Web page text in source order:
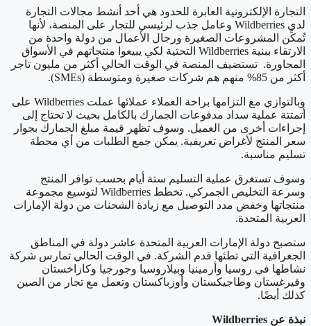
التجارة الإلكترونية العابرة للحدود هي أحد أنشط مجالات التجارة
لدى Wildberries وعامل جذب لرئيسي للتجار على المنصة، لأنها
تُمكِّن المشروعات الصغيرة ورجال الأعمال من دولة واحدة من
الارتقاء ببنية Wildberries التحتية لكي يبيعوا منتجاتهم في الأسواق
المجاورة. تستضيف المنصة في الوقت الحالي أكثر من مليون تاجر
أكثر من 85% منهم هم شركات صغيرة ومتوسطة (SMEs).
وبالتوازي مع التزامها براحة العملاء عملائها عملت Wildberries على
أتمتتة عملية سداد مدفوعات الجمارك بالكامل بحيث لا تحتاج إلى
إجراءات أخرى من العميل. وسوف تظهر قيمة مبلغ الجمارك بجوار
سعر المنتج لأغراض تعريفية. يمكن جمع الطلبات من أي محطة
تسليم مناسبة.
وسوف تستغرق عملية التسليم ستة أيام بحسب توافر المنتج
وسرعة التخليص الجمركي. تخطط Wildberries لتوسيع مجموعة
منتجاتها وخفض مدد التوصيل مع زيادة الشحنات من دولة الإمارات
العربية المتحدة.
ستصبح دولة الإمارات العربية المتحدة عاشر دولة في المناطق
الجغرافية التي تطئها قدم الشركة. في الوقت الحالي تمارس شركة
نشاطها في روسيا وأرمينيا وبيلاروسيا وجورجيا وكازاخستان
وقيرغستان وطاجيكستان وأوزباكستان وتعمل مع تجار من الصين
كذلك أيضًا.
نبذة عن Wildberries